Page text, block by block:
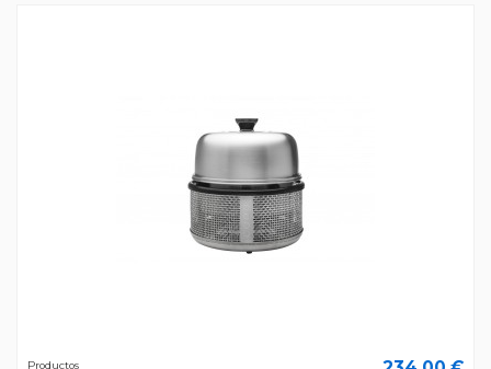
Productos